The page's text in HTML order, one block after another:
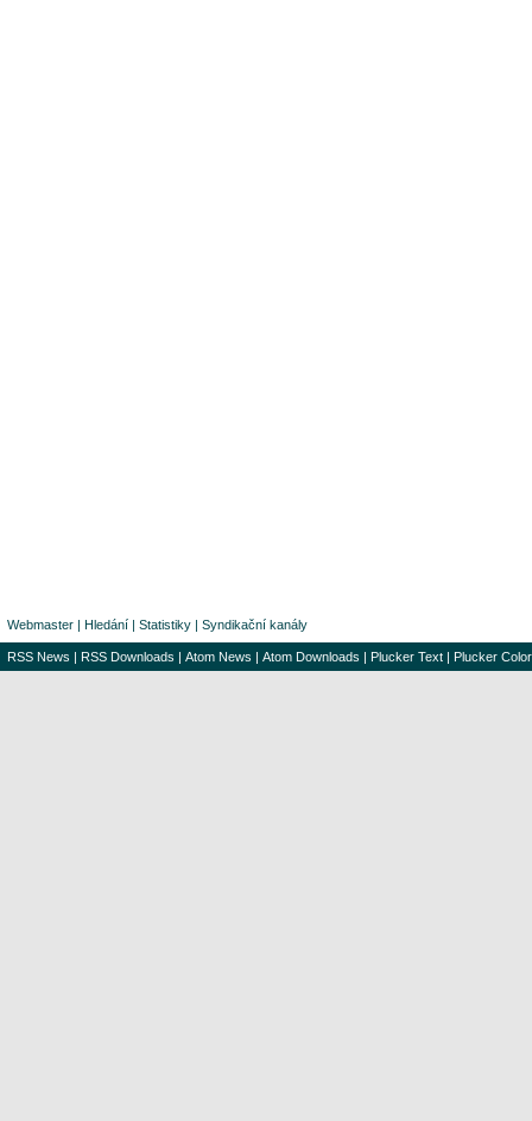
Webmaster | Hledání | Statistiky | Syndikační kanály
RSS News | RSS Downloads | Atom News | Atom Downloads | Plucker Text | Plucker Color